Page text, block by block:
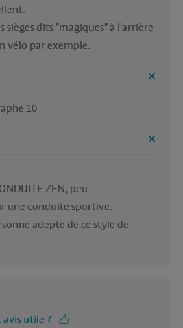
sièges dits "magiques" à l'arrière
vélo par exemple.
10
ZEN, peu
une conduite sportive.
adepte de ce style de
utile ?